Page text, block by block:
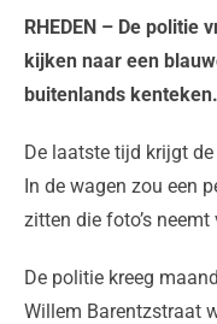
RHEDEN – De politie
kijken naar een
buitenlands kenteken.
De laatste tijd krijgt
In de wagen zou een
zitten die foto’s
De politie kreeg
Willem Barentzstraat